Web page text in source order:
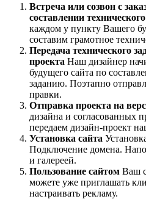
Встреча или созвон с
составлении
каждом у пункту Вашего
составим грамотное
Передача технического
проекта Наш дизайнер
будущего сайта по
заданию. Поэтапно
правки.
Отправка проекта на
дизайна и согласованных
передаем дизайн-проект
Установка сайта
Подключение домена.
и галереей.
Пользование сайтом Ваш
можете уже приглашать
настраивать рекламу.